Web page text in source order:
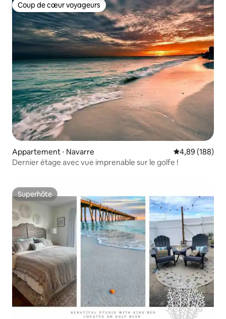
Coup de cœur voyageurs
Coup de cœur voyageurs
Appartement ⋅ Navarre Évaluation
4,89 (188)
Dernier étage avec vue imprenable sur le golfe !
Superhôte
Superhôte